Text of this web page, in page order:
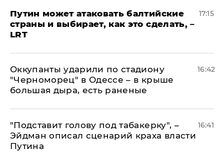
Путин может атаковать балтийские
страны и выбирает, как это сделать, –
LRT
17:15
Оккупанты ударили по стадиону
"Черноморец" в Одессе – в крыше
большая дыра, есть раненые
16:42
​"Подставит голову под табакерку", –
Эйдман описал сценарий краха власти
Путина
16:41